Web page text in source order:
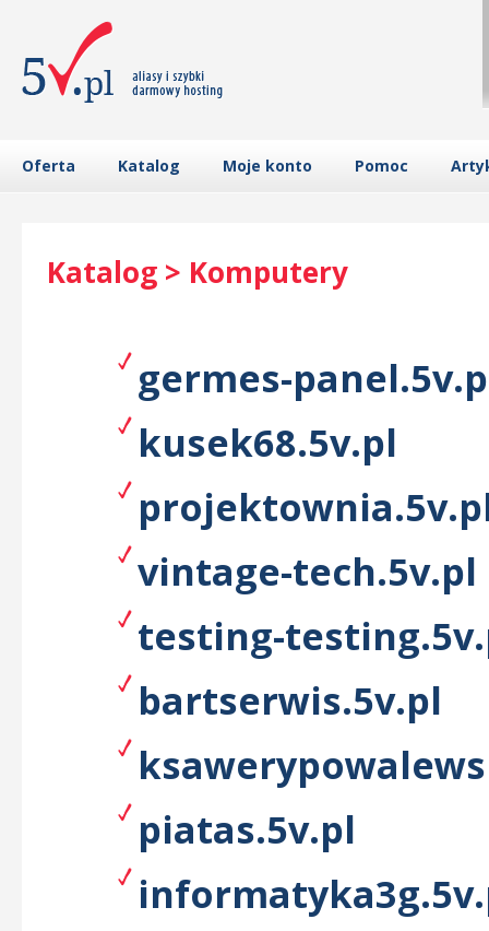
Oferta Katalog Moje konto Pomoc
Katalog > Komputery
germes-
kusek68.5v.pl
vintage-tech.5v.pl
testing-
bartserwis.5v.pl
piatas.5v.pl